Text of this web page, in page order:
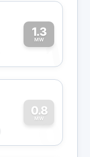
1.3
MW1
0.8
MW
0